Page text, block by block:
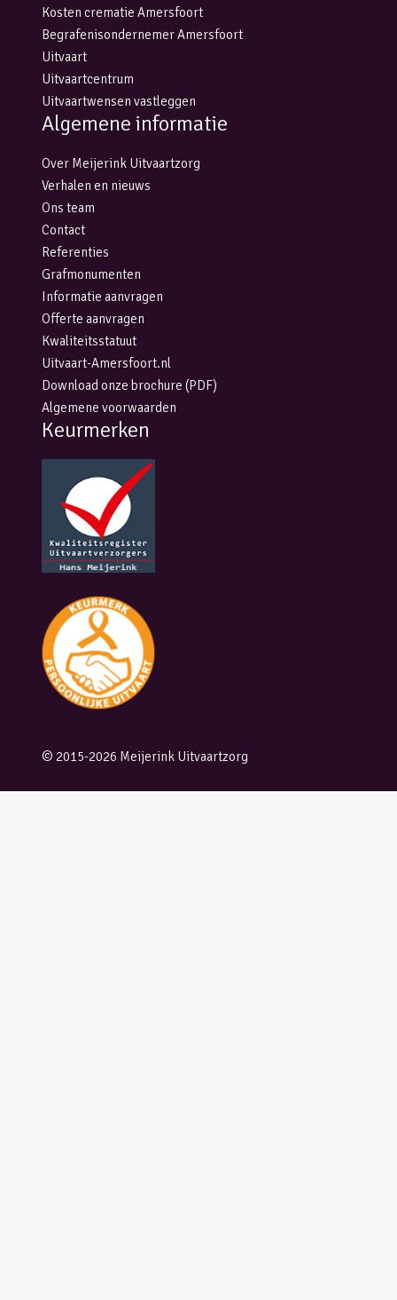
Kosten crematie Amersfoort
Begrafenisondernemer Amersfoort
Uitvaart
Uitvaartcentrum
Uitvaartwensen vastleggen
Algemene informatie
Over Meijerink Uitvaartzorg
Verhalen en nieuws
Ons team
Contact
Referenties
Grafmonumenten
Informatie aanvragen
Offerte aanvragen
Kwaliteitsstatuut
Uitvaart-Amersfoort.nl
Download onze brochure (PDF)
Algemene voorwaarden
Keurmerken
© 2015-2026 Meijerink Uitvaartzorg